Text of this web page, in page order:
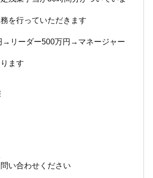
務を行っていただきます
→リーダー500万円→マネージャー
ます
い合わせください